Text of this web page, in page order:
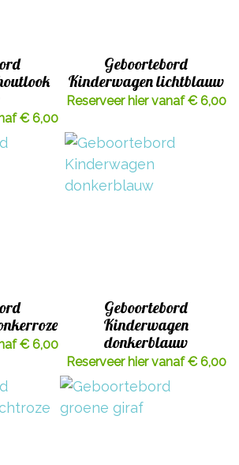
€ 6,00
Geboortebord
Kinderwagen lichtblauw
Reserveer hier vanaf € 6,00
€ 6,00
Geboortebord
Kinderwagen
donkerblauw
Reserveer hier vanaf € 6,00